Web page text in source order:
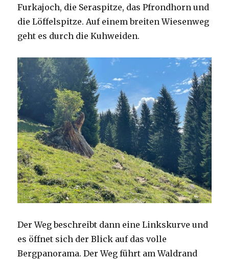
Furkajoch, die Seraspitze, das Pfrondhorn und
die Löffelspitze. Auf einem breiten Wiesenweg
geht es durch die Kuhweiden.
Der Weg beschreibt dann eine Linkskurve und
es öffnet sich der Blick auf das volle
Bergpanorama. Der Weg führt am Waldrand